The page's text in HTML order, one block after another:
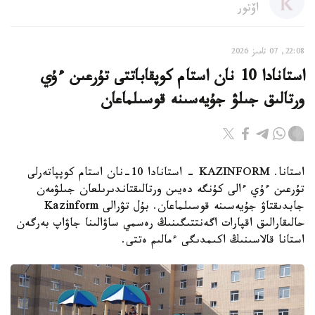
اۆتور
22:08, 07 تامىز 2026
استانادا 10 نان استام كوپقاباتتى تۇرعىن ءۇي
ورتالىق جىلۋ جۇيەسىنە قوسىلماعان
استانا. KAZINFORM - استانادا 10-نان استام كوپپاتەرلى
تۇرعىن ءۇي ءالى كۇنگە دەيىن ورتالىقتاندىرىلعان جىلۋمەن
جابدىقتاۋ جۇيەسىنە قوسىلماعان. بۇل تۋرالى Kazinform
حالىقارالىق اقپارات اگەنتتىگىنىڭ رەسمي ساۋالىنا جاۋاپ بەرگەن
استانا قالاسىنىڭ اكىمدىگى ءمالىم ەتتى.